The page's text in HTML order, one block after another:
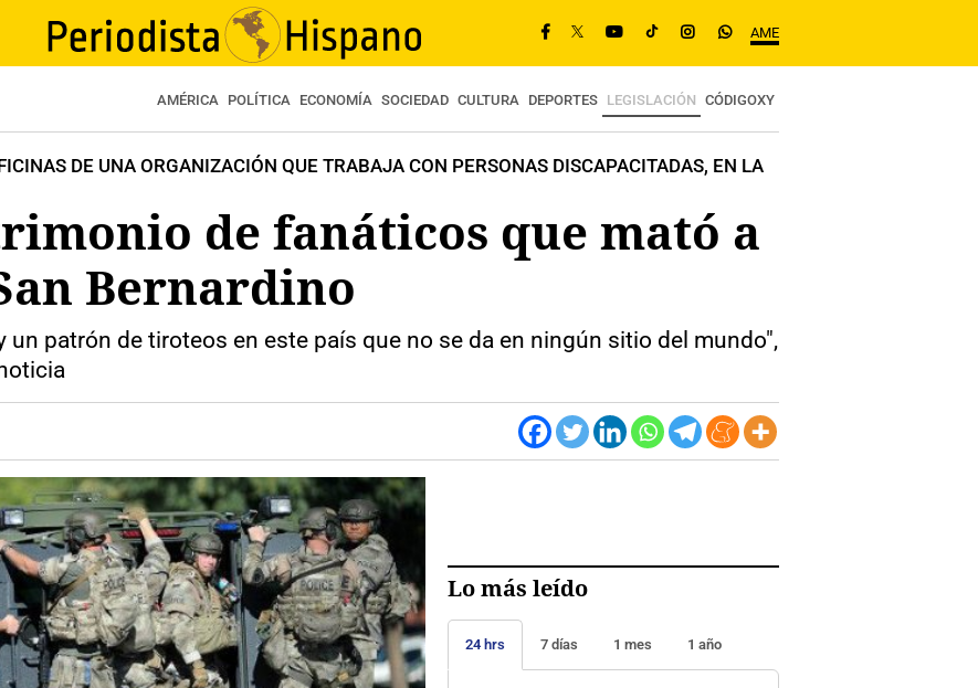
AME
AMÉRICA POLÍTICA ECONOMÍA SOCIEDAD CULTURA DEPORTES LEGISLACIÓN CÓDIGOXY
DE UNA ORGANIZACIÓN QUE TRABAJA CON PERSONAS DISCAPACITADAS, EN LA
de fanáticos que mató a
Bernardino
un patrón de tiroteos en este país que no se da en ningún sitio del mundo",
Lo más leído
24 hrs 7 días 1 mes 1 año